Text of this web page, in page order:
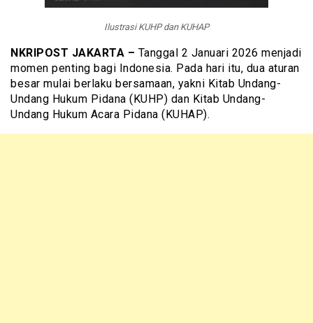
Ilustrasi KUHP dan KUHAP
NKRIPOST JAKARTA – Tanggal 2 Januari 2026 menjadi
momen penting bagi Indonesia. Pada hari itu, dua aturan
besar mulai berlaku bersamaan, yakni Kitab Undang-
Undang Hukum Pidana (KUHP) dan Kitab Undang-
Undang Hukum Acara Pidana (KUHAP).